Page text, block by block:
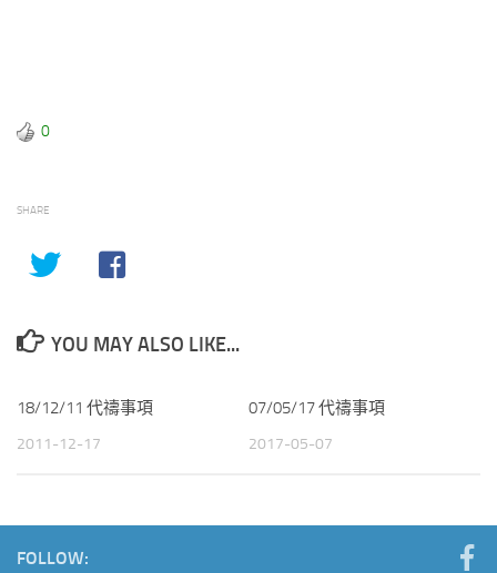
0
SHARE
YOU MAY ALSO LIKE...
18/12/11 代禱事項
2011-12-17
07/05/17 代禱事項
2017-05-07
FOLLOW: